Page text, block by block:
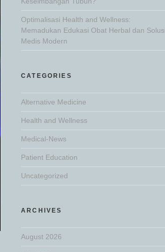
Optimalisasi Health and Wellness:
Memadukan Edukasi Obat Herbal dan Solusi
Medis Modern
CATEGORIES
Alternative Medicine
Health and Wellness
Medical-News
Patient Education
Uncategorized
ARCHIVES
August 2026